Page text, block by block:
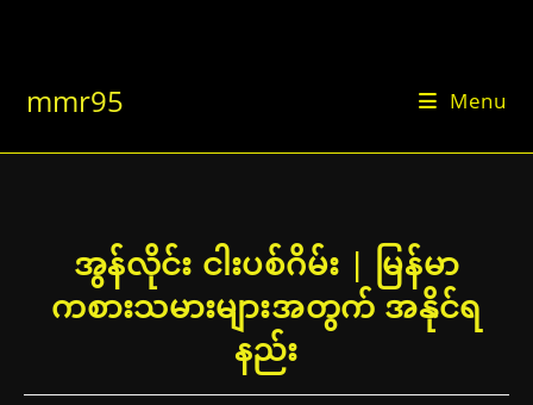
mmr95 Menu
အွန်လိုင်း ငါးပစ်ဂိမ်း | မြန်မာ
ကစားသမားများအတွက် အနိုင်ရ
နည်း